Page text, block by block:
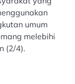
umum
melebihi
(2/4).